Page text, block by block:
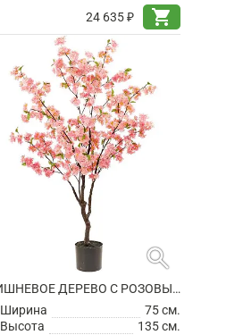
24 635 ₽
shopping_cart
search
ВИШНЕВОЕ ДЕРЕВО С РОЗОВЫМИ ЦВЕТАМИ ИСКУССТВЕННОЕ
Ширина
75 см.
Высота
135 см.